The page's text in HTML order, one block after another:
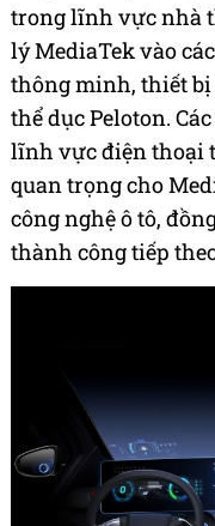
trong lĩnh vực nhà
lý MediaTek vào
thông minh, thiết bị
thể dục Peloton.
lĩnh vực điện thoại
quan trọng cho
công nghệ ô tô,
thành công tiếp